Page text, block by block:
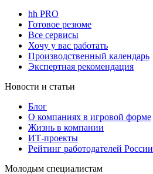
hh PRO
Готовое резюме
Все сервисы
Хочу у вас работать
Производственный календарь
Экспертная рекомендация
Новости и статьи
Блог
О компаниях в игровой форме
Жизнь в компании
ИТ-проекты
Рейтинг работодателей России
Молодым специалистам